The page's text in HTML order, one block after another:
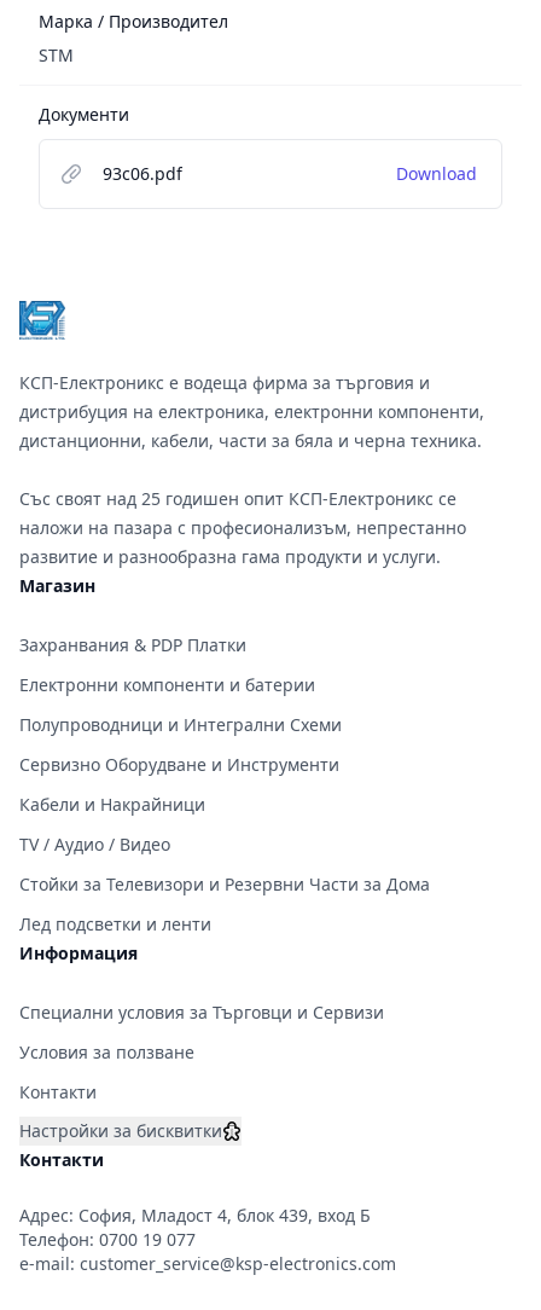
Марка / Производител
STM
Документи
93c06.pdf Download
КСП-Електроникс е водеща фирма за търговия и
дистрибуция на електроника, електронни компоненти,
дистанционни, кабели, части за бяла и черна техника.
Със своят над 25 годишен опит КСП-Електроникс се
наложи на пазара с професионализъм, непрестанно
развитие и разнообразна гама продукти и услуги.
Магазин
Захранвания & PDP Платки
Електронни компоненти и батерии
Полупроводници и Интегрални Схеми
Сервизно Оборудване и Инструменти
Кабели и Накрайници
TV / Аудио / Видео
Стойки за Телевизори и Резервни Части за Дома
Лед подсветки и ленти
Информация
Специални условия за Търговци и Сервизи
Условия за ползване
Контакти
Настройки за бисквитки
Контакти
Адрес: София, Младост 4, блок 439, вход Б
Телефон: 0700 19 077
e-mail: customer_service@ksp-electronics.com